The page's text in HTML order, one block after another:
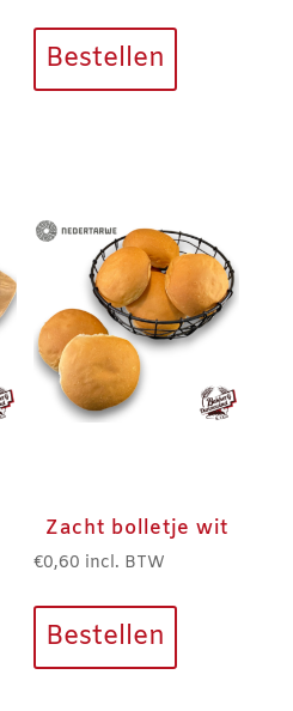
Bestellen
Zacht bolletje wit
€0,60 incl. BTW
Bestellen